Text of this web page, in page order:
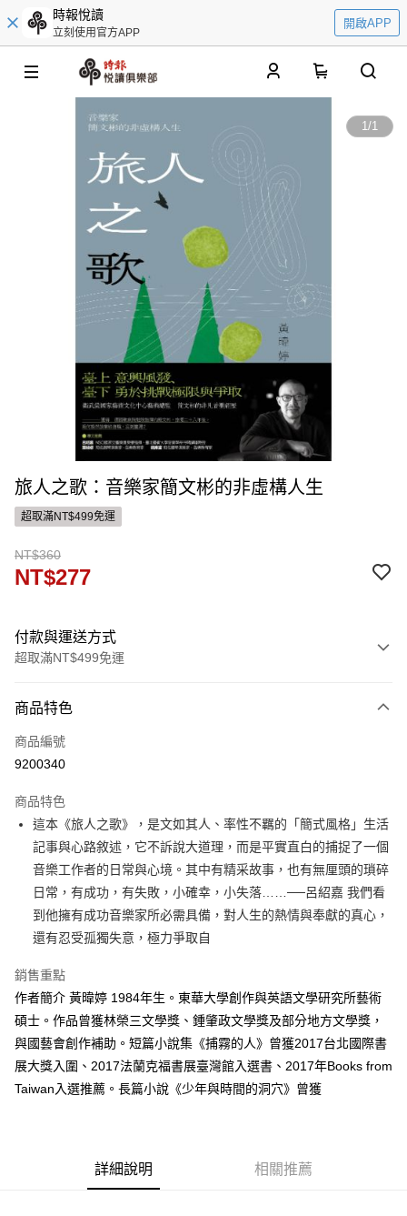
時報悅讀
立刻使用官方APP
開啟APP
1/1
旅人之歌：音樂家簡文彬的非虛構人生
超取滿NT$499免運
NT$360
NT$277
付款與運送方式
超取滿NT$499免運
信用卡一次付款
ATM付款
運送方式
付款後全家取貨
每筆NT$60，滿NT$499(含以上)免運費
付款後7-11取貨
每筆NT$60，滿NT$499(含以上)免運費
宅配
每筆NT$100，滿NT$499(含以上)免運費
商品特色
商品編號
9200340
商品特色
這本《旅人之歌》，是文如其人、率性不羈的「簡式風格」生活
記事與心路敘述，它不訴說大道理，而是平實直白的捕捉了一個
音樂工作者的日常與心境。其中有精采故事，也有無厘頭的瑣碎
日常，有成功，有失敗，小確幸，小失落……──呂紹嘉 我們看
到他擁有成功音樂家所必需具備，對人生的熱情與奉獻的真心，
還有忍受孤獨失意，極力爭取自
銷售重點
作者簡介 黃暐婷 1984年生。東華大學創作與英語文學研究所藝術
碩士。作品曾獲林榮三文學獎、鍾肇政文學獎及部分地方文學獎，
與國藝會創作補助。短篇小說集《捕霧的人》曾獲2017台北國際書
展大獎入圍、2017法蘭克福書展臺灣館入選書、2017年Books from
Taiwan入選推薦。長篇小說《少年與時間的洞穴》曾獲
詳細說明 相關推薦